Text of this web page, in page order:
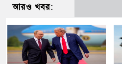
আরও খবর: